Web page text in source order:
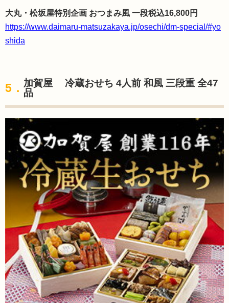
大丸・松坂屋特別企画 おつまみ風 一段税込16,800円
https://www.daimaru-matsuzakaya.jp/osechi/dm-special/#yo
shida
5． 加賀屋 冷蔵おせち 4人前 和風 三段重 全47
品